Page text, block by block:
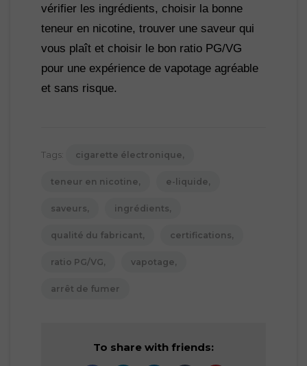
vérifier les ingrédients, choisir la bonne
teneur en nicotine, trouver une saveur qui
vous plaît et choisir le bon ratio PG/VG
pour une expérience de vapotage agréable
et sans risque.
Tags: cigarette électronique
teneur en nicotine e-liquide
saveurs ingrédients
qualité du fabricant certifications
ratio PG/VG vapotage
arrêt de fumer
To share with friends: